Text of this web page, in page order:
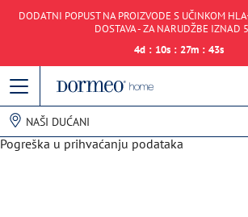
DODATNI POPUST NA PROIZVODE S UČINKOM
DOSTAVA - ZA NARUDŽBE IZNAD
4d : 10s : 27m : 43s
NAŠI DUĆANI
Pogreška u prihvaćanju podataka